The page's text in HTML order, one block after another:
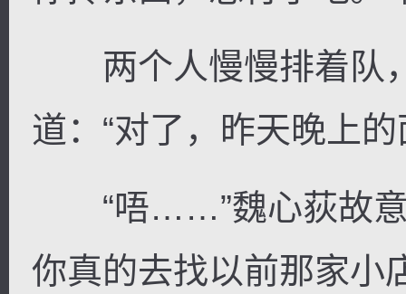
两个人慢慢排着队
道：“对了，昨天晚上
“唔……”魏心荻故意
你真的去找以前那家小